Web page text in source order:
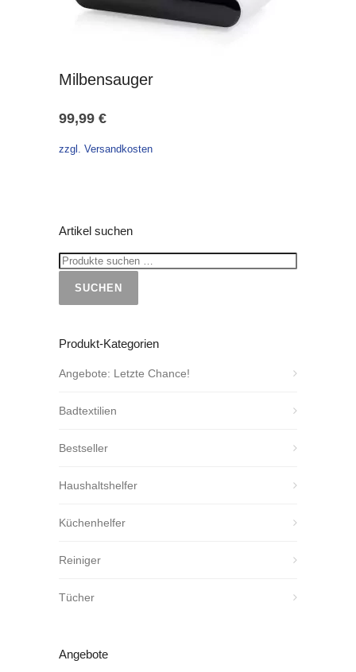
Milbensauger
99,99 €
zzgl. Versandkosten
Artikel suchen
SUCHEN
Produkt-Kategorien
Angebote: Letzte Chance!
Badtextilien
Bestseller
Haushaltshelfer
Küchenhelfer
Reiniger
Tücher
Angebote